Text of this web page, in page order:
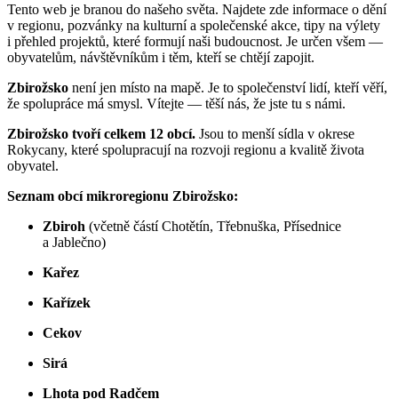
Tento web je branou do našeho světa. Najdete zde informace o dění
v regionu, pozvánky na kulturní a společenské akce, tipy na výlety
i přehled projektů, které formují naši budoucnost. Je určen všem —
obyvatelům, návštěvníkům i těm, kteří se chtějí zapojit.
Zbirožsko není jen místo na mapě. Je to společenství lidí, kteří věří,
že spolupráce má smysl. Vítejte — těší nás, že jste tu s námi.
Zbirožsko tvoří celkem 12 obcí. Jsou to menší sídla v okrese
Rokycany, které spolupracují na rozvoji regionu a kvalitě života
obyvatel.
Seznam obcí mikroregionu Zbirožsko:
Zbiroh (včetně částí Chotětín, Třebnuška, Přísednice
a Jablečno)
Kařez
Kařízek
Cekov
Sirá
Lhota pod Radčem